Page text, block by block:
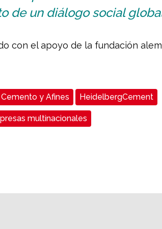
de un diálogo social
con el apoyo de la fundación
y Afines HeidelbergCement
multinacionales